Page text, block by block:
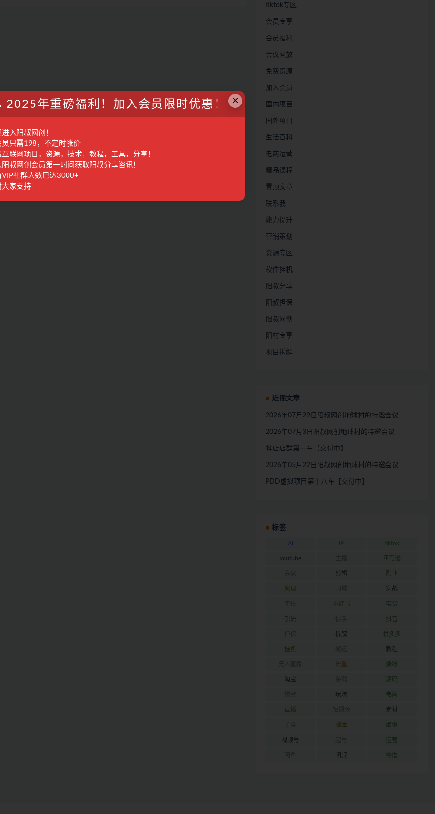
tiktok专区
会员专享
会员福利
会议回放
免费资源
加入会员
国内项目
国外项目
生活百科
电商运营
精品课程
置顶文章
联系我
能力提升
营销策划
资源专区
软件挂机
阳叔分享
阳叔担保
阳叔网创
阳村专享
项目拆解
近期文章
2026年07月29日阳叔网创地球村的特邀会议
2026年07月3日阳叔网创地球村的特邀会议
抖店店群第一车【交付中】
2026年05月22日阳叔网创地球村的特邀会议
PDD虚拟项目第十八车【交付中】
标签
AI IP tiktok
youtube 亚马逊
剪辑 副业
变现 实战
小红书 带货
引流 抖音
拆解 拼多多
挂机 教程
流量 涨粉
淘宝 源码
玩法 电商
直播 素材
脚本 虚拟
视频号 运营
阳叔 零撸
×
2025年重磅福利！加入会员限时优惠！
入阳叔网创！
员只需198，不定时涨价
互联网项目，资源，技术，教程，工具，分享！
阳叔网创会员第一时间获取阳叔分享咨讯！
VIP社群人数已达3000+
家支持！